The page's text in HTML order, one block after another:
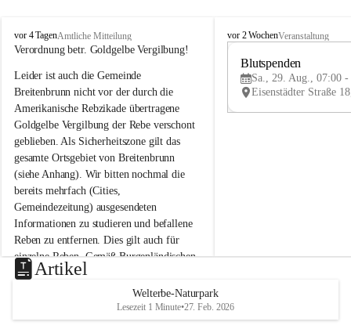
B
r
i
t
e
n
b
r
u
n
n
a
m
N
e
u
s
d
vor 4 TagenAmtliche Mitteilung
Verordnung betr. Goldgelbe Vergilbung!
Leider ist auch die Gemeinde
Breitenbrunn nicht vor der durch die
Amerikanische Rebzikade übertragene
Goldgelbe Vergilbung der Rebe verschont
geblieben. Als Sicherheitszone gilt das
gesamte Ortsgebiet von Breitenbrunn
(siehe Anhang). Wir bitten nochmal die
bereits mehrfach (Cities,
Gemeindezeitung) ausgesendeten
Informationen zu studieren und befallene
Reben zu entfernen. Dies gilt auch für
einzelne Reben. Gemäß Burgenländischen
Weinbaugesetz sind nicht gepflegte oder
unzulässige Weingärten zu roden! Bitte
helfen wir zusammen um unsere Winzer
vor den prognostizierten Ernteausfällen
B
e
u
e
d
vor 2 WochenVeranstaltung
Blutspenden
Sa., 29. Aug., 07:00 -
Artikel
Welterbe-Naturpark
Lesezeit 1 Minute•27. Feb. 2026